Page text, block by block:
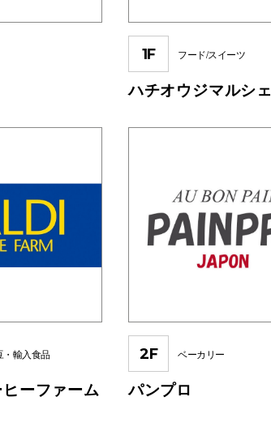
1F フード/スイーツ
ハチオウジマルシェ
・輸入食品
ーファーム
2F ベーカリー
パンプロ